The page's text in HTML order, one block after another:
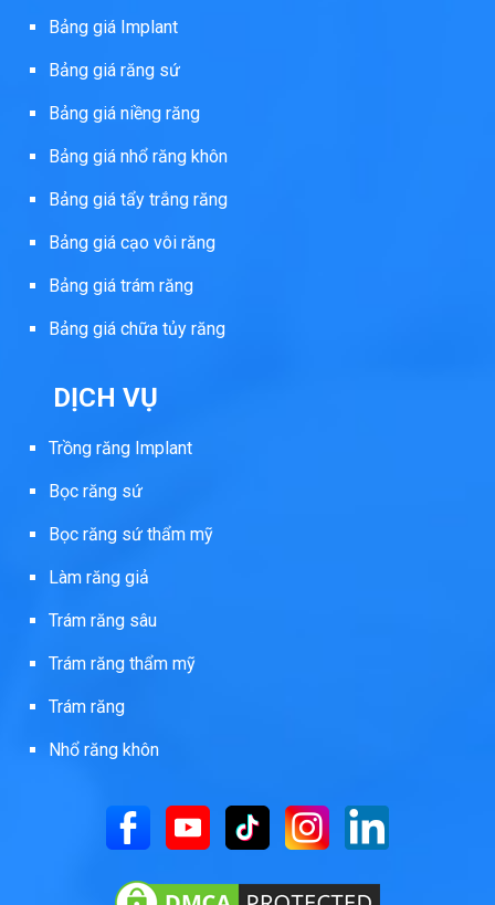
Bảng giá Implant
Bảng giá răng sứ
Bảng giá niềng răng
Bảng giá nhổ răng khôn
Bảng giá tẩy trắng răng
Bảng giá cạo vôi răng
Bảng giá trám răng
Bảng giá chữa tủy răng
DỊCH VỤ
Trồng răng Implant
Bọc răng sứ
Bọc răng sứ thẩm mỹ
Làm răng giả
Trám răng sâu
Trám răng thẩm mỹ
Trám răng
Nhổ răng khôn